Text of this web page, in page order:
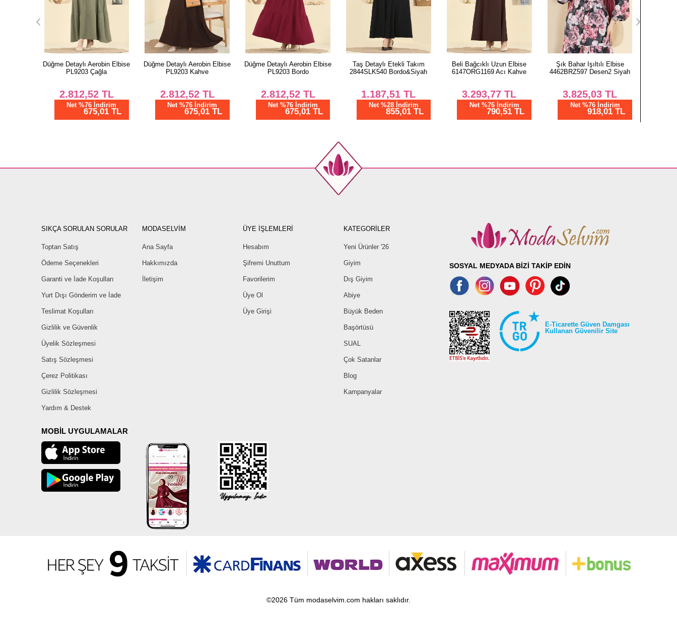
Düğme Detaylı Aerobin Elbise
PL9203 Kahve
2.812,52TL
Net %76 İndirim
675,01 TL
Düğme Detaylı Aerobin Elbise
PL9203 Bordo
2.812,52TL
Net %76 İndirim
675,01 TL
Taş Detaylı Etekli Takım
2844SLK540 Bordo&Siyah
1.187,51TL
Net %28 İndirim
855,01 TL
Beli Bağcıklı Uzun Elbise
6147ORG1169 Acı Kahve
3.293,77 TL
Net %76 İndirim
790,51 TL
Şık Bahar Işıltılı Elbise
4462BRZ597 Desen2 Siyah
3.825,03 TL
Net %76 İndirim
918,01 TL
Yarım Düğmeli Desenli
Viskon Elbise
1.075,00TL
Net %28 İndirim
774,00 TL
SIKÇA SORULAN SORULAR
Toptan Satış
Ödeme Seçenekleri
Garanti ve İade Koşulları
Yurt Dışı Gönderim ve İade
Teslimat Koşulları
Gizlilik ve Güvenlik
Üyelik Sözleşmesi
Satış Sözleşmesi
Çerez Politikası
Gizlilik Sözleşmesi
Yardım & Destek
MODASELVİM
Ana Sayfa
Hakkımızda
İletişim
ÜYE İŞLEMLERİ
Hesabım
Şifremi Unuttum
Favorilerim
Üye Ol
Üye Girişi
KATEGORİLER
Yeni Ürünler '26
Giyim
Dış Giyim
Abiye
Büyük Beden
Başörtüsü
SUAL
Çok Satanlar
Blog
Kampanyalar
MOBİL UYGULAMALAR
SOSYAL MEDYADA BİZİ TAKİP EDİN
E-Ticarette Güven Damgası
Kullanan Güvenilir Site
©2026 Tüm modaselvim.com hakları saklıdır.